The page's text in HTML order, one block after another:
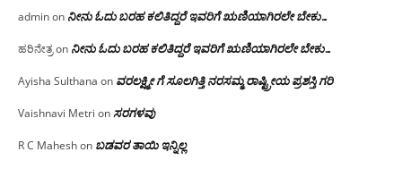
adminon ನೀನು ಓದು ಬರಹ ಕಲಿತಿದ್ದರೆ ಇವರಿಗೆ ಋಣಿಯಾಗಿರಲೇ ಬೇಕು…
ಹರಿನೇತ್ರon ನೀನು ಓದು ಬರಹ ಕಲಿತಿದ್ದರೆ ಇವರಿಗೆ ಋಣಿಯಾಗಿರಲೇ ಬೇಕು…
Ayisha Sulthana on ವರಲಕ್ಷ್ಮೀ ಗೆ ಸೂಲಗಿತ್ತಿ ನರಸಮ್ಮ‌ ರಾಷ್ಟ್ರೀಯ ಪ್ರಶಸ್ತಿ ಗರಿ
Vaishnavi Metri onಸರಗಳವು
R C Maheshon ಬಡವರ ತಾಯಿ ಇನ್ನಿಲ್ಲ